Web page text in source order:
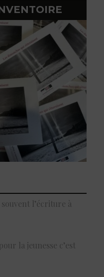
l’écriture à
la jeunesse c’est